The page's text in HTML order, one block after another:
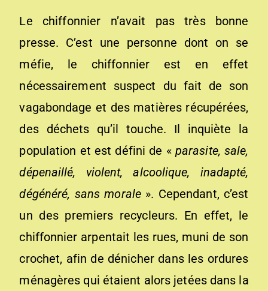
Le chiffonnier n’avait pas très bonne
presse. C’est une personne dont on se
méfie, le chiffonnier est en effet
nécessairement suspect du fait de son
vagabondage et des matières récupérées,
des déchets qu’il touche. Il inquiète la
population et est défini de « parasite, sale,
dépenaillé, violent, alcoolique, inadapté,
dégénéré, sans morale». Cependant, c’est
un des premiers recycleurs. En effet, le
chiffonnier arpentait les rues, muni de son
crochet, afin de dénicher dans les ordures
ménagères qui étaient alors jetées dans la